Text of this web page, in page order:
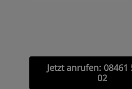
Jetzt anrufen: 08461
02